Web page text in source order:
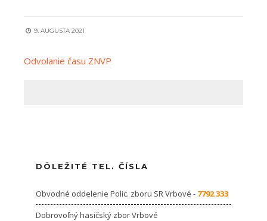
9. AUGUSTA 2021
Odvolanie času ZNVP
DÔLEŽITÉ TEL. ČÍSLA
Obvodné oddelenie Polic. zboru SR Vrbové - 7792 333
Dobrovoľný hasičský zbor Vrbové